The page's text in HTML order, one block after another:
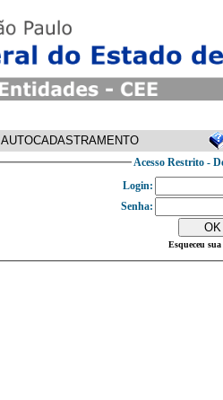
AUTOCADASTRAMENTO
Acesso Restrito -
Login:
Senha:
Esqueceu